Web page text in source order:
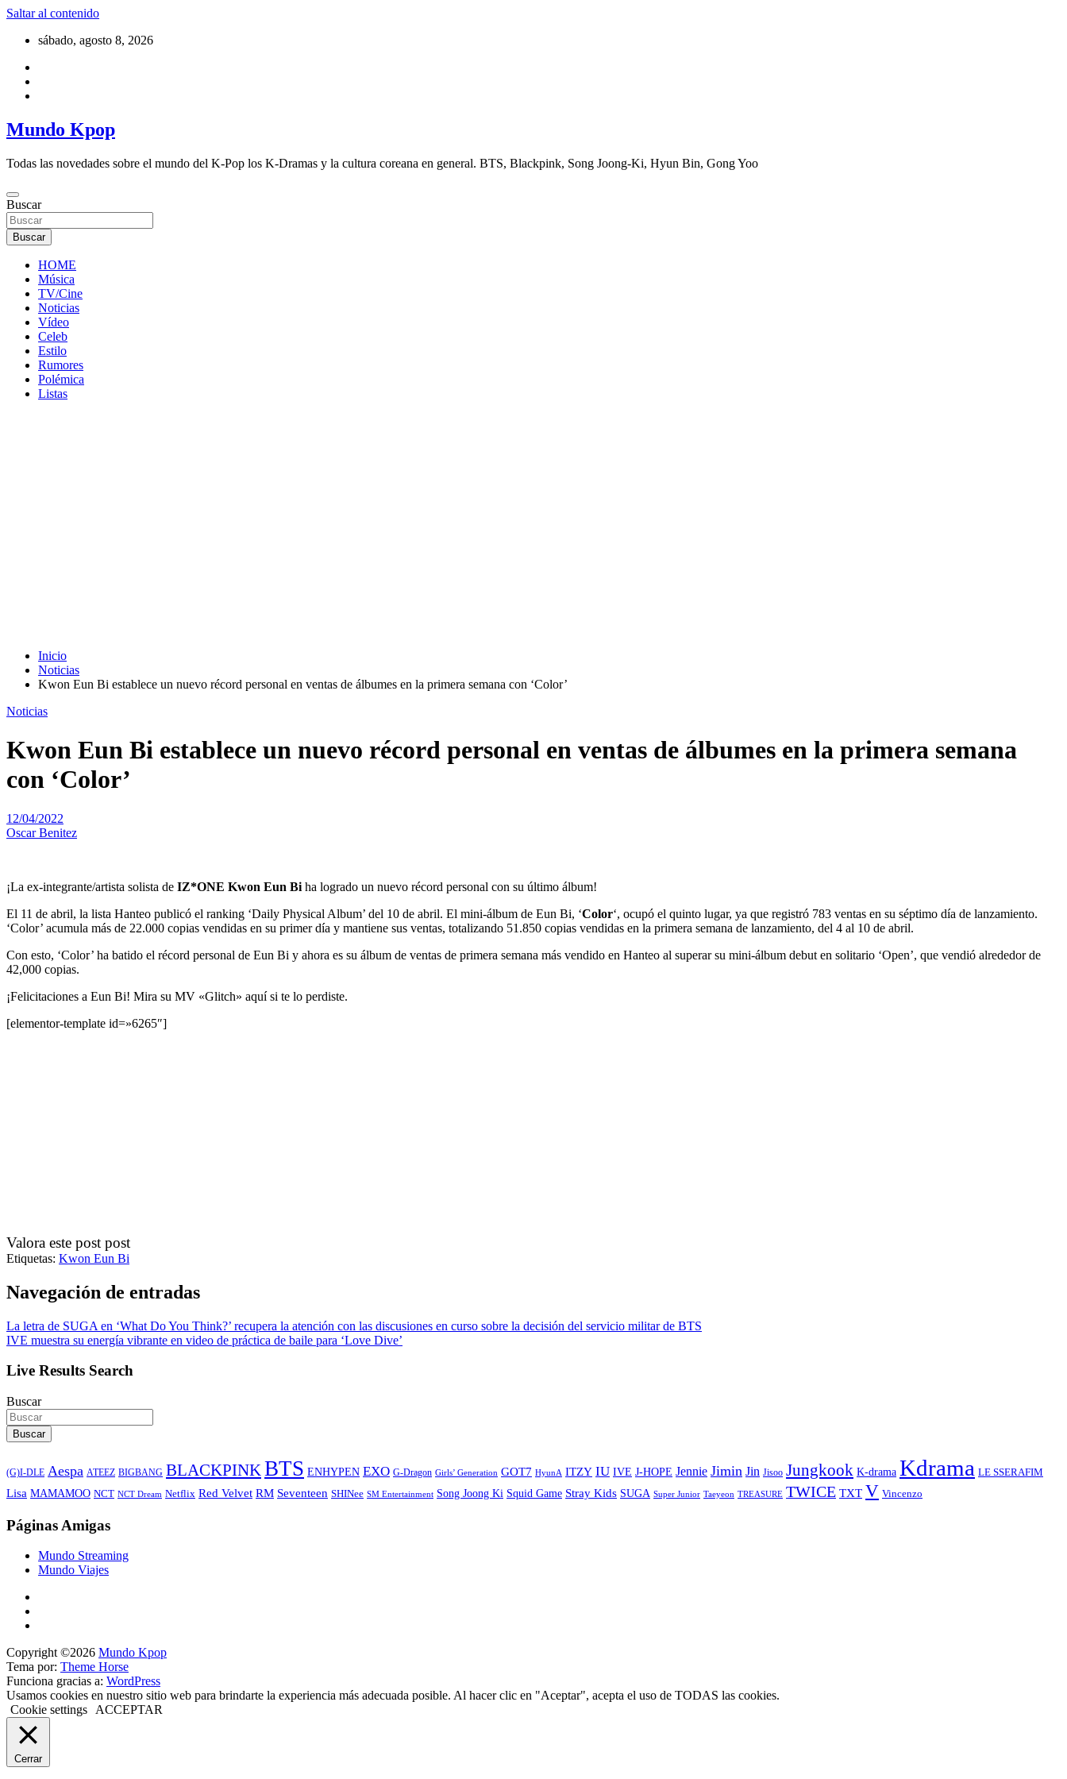
Saltar al contenido
sábado, agosto 8, 2026
Mundo Kpop
Todas las novedades sobre el mundo del K-Pop los K-Dramas y la cultura coreana en general. BTS, Blackpink, Song Joong-Ki, Hyun Bin, Gong Yoo
Buscar
Buscar
HOME
Música
TV/Cine
Noticias
Vídeo
Celeb
Estilo
Rumores
Polémica
Listas
Inicio
Noticias
Kwon Eun Bi establece un nuevo récord personal en ventas de álbumes en la primera semana con ‘Color’
Noticias
Kwon Eun Bi establece un nuevo récord personal en ventas de álbumes en la primera semana
con ‘Color’
12/04/2022
Oscar Benitez
¡La ex-integrante/artista solista de IZ*ONE Kwon Eun Bi ha logrado un nuevo récord personal con su último álbum!
El 11 de abril, la lista Hanteo publicó el ranking ‘Daily Physical Album’ del 10 de abril. El mini-álbum de Eun Bi, ‘Color‘, ocupó el quinto lugar, ya que registró 783 ventas en su séptimo día de lanzamiento.
‘Color’ acumula más de 22.000 copias vendidas en su primer día y mantiene sus ventas, totalizando 51.850 copias vendidas en la primera semana de lanzamiento, del 4 al 10 de abril.
Con esto, ‘Color’ ha batido el récord personal de Eun Bi y ahora es su álbum de ventas de primera semana más vendido en Hanteo al superar su mini-álbum debut en solitario ‘Open’, que vendió alrededor de
42,000 copias.
¡Felicitaciones a Eun Bi! Mira su MV «Glitch» aquí si te lo perdiste.
[elementor-template id=»6265″]
Valora este post post
Etiquetas: Kwon Eun Bi
Navegación de entradas
La letra de SUGA en ‘What Do You Think?’ recupera la atención con las discusiones en curso sobre la decisión del servicio militar de BTS
IVE muestra su energía vibrante en video de práctica de baile para ‘Love Dive’
Live Results Search
Buscar
Buscar
(G)I-DLE Aespa ATEEZ BIGBANG BLACKPINKBTS ENHYPEN EXO G-Dragon Girls’ Generation GOT7 HyunA ITZY IU IVE J-HOPE Jennie Jimin Jin Jisoo Jungkook K-drama Kdrama LE SSERAFIM
Lisa MAMAMOO NCT NCT Dream Netflix Red Velvet RM Seventeen SHINee SM Entertainment Song Joong Ki Squid Game Stray Kids SUGA Super Junior Taeyeon TREASURE TWICE TXT V Vincenzo
Páginas Amigas
Mundo Streaming
Mundo Viajes
Copyright ©2026 Mundo Kpop
Tema por: Theme Horse
Funciona gracias a: WordPress
Usamos cookies en nuestro sitio web para brindarte la experiencia más adecuada posible. Al hacer clic en "Aceptar", acepta el uso de TODAS las cookies.
Cookie settings
ACCEPTAR
Cerrar